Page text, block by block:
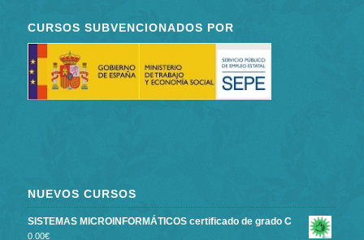
CURSOS SUBVENCIONADOS POR
NUEVOS CURSOS
SISTEMAS MICROINFORMÁTICOS certificado de grado C
0.00€